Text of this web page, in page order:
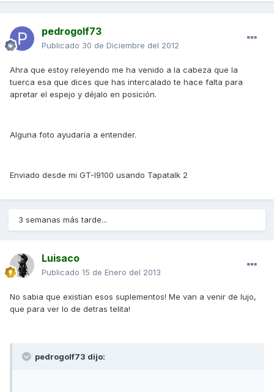
pedrogolf73
Publicado 30 de Diciembre del 2012
Ahra que estoy releyendo me ha venido a la cabeza que la
tuerca esa que dices que has intercalado te hace falta para
apretar el espejo y déjalo en posición.
Alguna foto ayudaría a entender.
Enviado desde mi GT-I9100 usando Tapatalk 2
3 semanas más tarde...
Luisaco
Publicado 15 de Enero del 2013
No sabia que existian esos suplementos! Me van a venir de lujo,
que para ver lo de detras telita!
pedrogolf73 dijo: